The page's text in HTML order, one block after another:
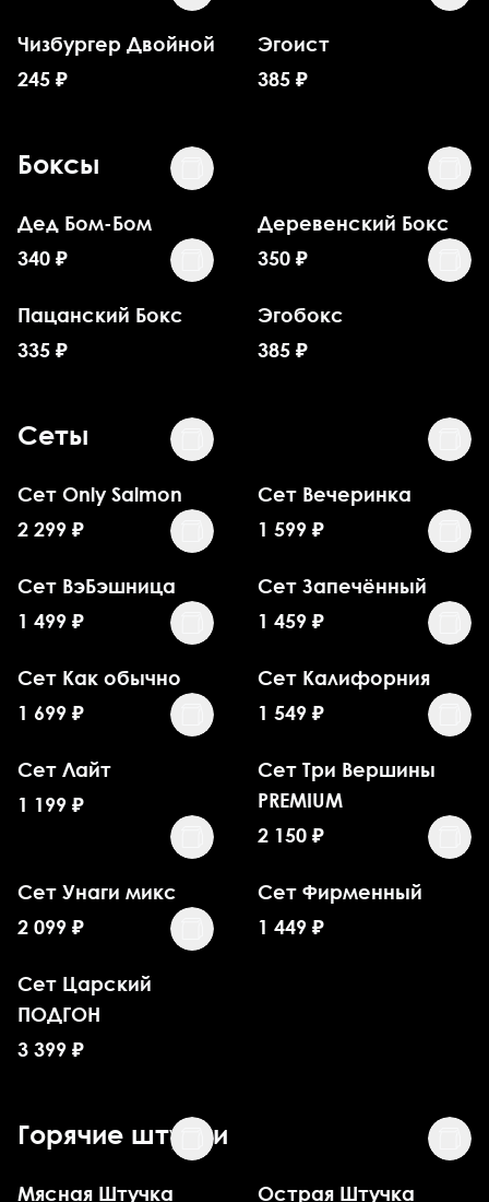
Чизбургер Двойной
245 ₽
Эгоист
385 ₽
Боксы
Дед Бом-Бом
340 ₽
Деревенский Бокс
350 ₽
Пацанский Бокс
335 ₽
Эгобокс
385 ₽
Сеты
Сет Only Salmon
2 299 ₽
Сет Вечеринка
1 599 ₽
Сет ВэБэшница
1 499 ₽
Сет Запечённый
1 459 ₽
Сет Как обычно
1 699 ₽
Сет Калифорния
1 549 ₽
Сет Лайт
1 199 ₽
Сет Три Вершины
PREMIUM
2 150 ₽
Сет Унаги микс
2 099 ₽
Сет Фирменный
1 449 ₽
Сет Царский
ПОДГОН
3 399 ₽
Горячие штучки
Мясная Штучка
Острая Штучка